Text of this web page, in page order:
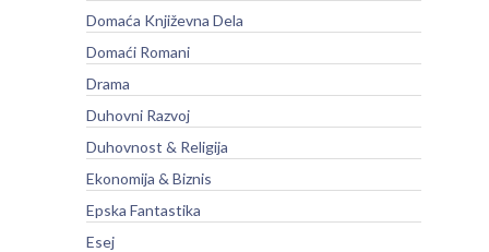
Domaća Književna Dela
Domaći Romani
Drama
Duhovni Razvoj
Duhovnost & Religija
Ekonomija & Biznis
Epska Fantastika
Esej